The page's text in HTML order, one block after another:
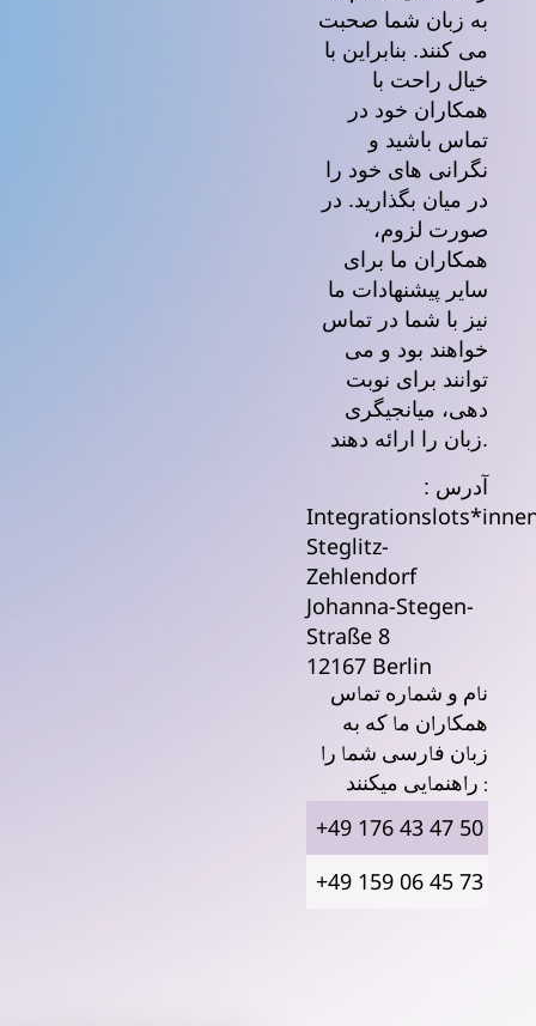
به زبان شما صحبت
می کنند. بنابراین با
خیال راحت با
همکاران خود در
تماس باشید و
نگرانی های خود را
در میان بگذارید. در
صورت لزوم،
همکاران ما برای
سایر پیشنهادات ما
نیز با شما در تماس
خواهند بود و می
توانند برای نوبت
دهی، میانجیگری
زبان را ارائه دهند.
آدرس :
Steglitz-
Zehlendorf
Johanna-Stegen-
Straße 8
12167 Berlin
نام و شماره تماس
همکاران ما که به
زبان فارسی شما را
راهنمایی میکنند :
+49 176 43 47 50 23
+49 159 06 45 73 75